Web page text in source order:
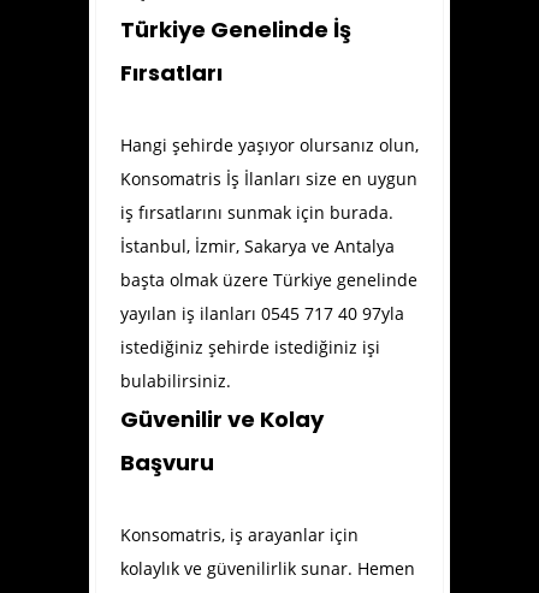
Türkiye Genelinde İş
Fırsatları
Hangi şehirde yaşıyor olursanız olun,
Konsomatris İş İlanları size en uygun
iş fırsatlarını sunmak için burada.
İstanbul, İzmir, Sakarya ve Antalya
başta olmak üzere Türkiye genelinde
yayılan iş ilanları 0545 717 40 97yla
istediğiniz şehirde istediğiniz işi
bulabilirsiniz.
Güvenilir ve Kolay
Başvuru
Konsomatris, iş arayanlar için
kolaylık ve güvenilirlik sunar. Hemen